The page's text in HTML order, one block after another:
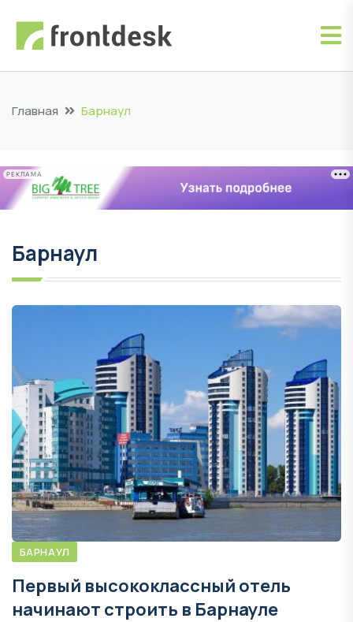
Главная Барнаул
РЕКЛАМА
Барнаул
БАРНАУЛ
Первый высококлассный отель
начинают строить в Барнауле